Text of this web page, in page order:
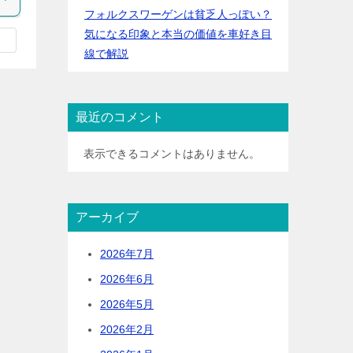
フォルクスワーゲンは貧乏人っぽい？
気になる印象と本当の価値を車好き目
線で解説
最近のコメント
表示できるコメントはありません。
アーカイブ
2026年7月
2026年6月
2026年5月
2026年2月